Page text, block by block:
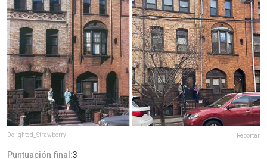
Delighted_Strawberry Reportar
Puntuación final:3